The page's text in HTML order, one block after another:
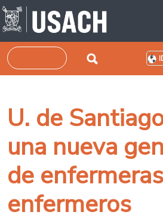
Pasar al contenido principal
Buscar
U. de
una nueva
de
enfermeros